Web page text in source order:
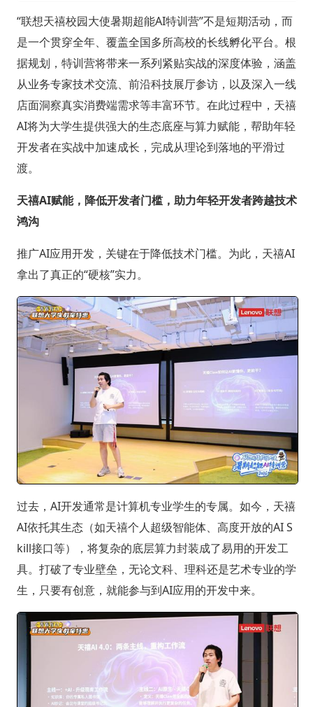
“联想天禧校园大使暑期超能AI特训营”不是短期活动，而
是一个贯穿全年、覆盖全国多所高校的长线孵化平台。根
据规划，特训营将带来一系列紧贴实战的深度体验，涵盖
从业务专家技术交流、前沿科技展厅参访，以及深入一线
店面洞察真实消费端需求等丰富环节。在此过程中，天禧
AI将为大学生提供强大的生态底座与算力赋能，帮助年轻
开发者在实战中加速成长，完成从理论到落地的平滑过
渡。
天禧AI赋能，降低开发者门槛，助力年轻开发者跨越技术
鸿沟
推广AI应用开发，关键在于降低技术门槛。为此，天禧AI
拿出了真正的“硬核”实力。
过去，AI开发通常是计算机专业学生的专属。如今，天禧
AI依托其生态（如天禧个人超级智能体、高度开放的AI S
kill接口等），将复杂的底层算力封装成了易用的开发工
具。打破了专业壁垒，无论文科、理科还是艺术专业的学
生，只要有创意，就能参与到AI应用的开发中来。